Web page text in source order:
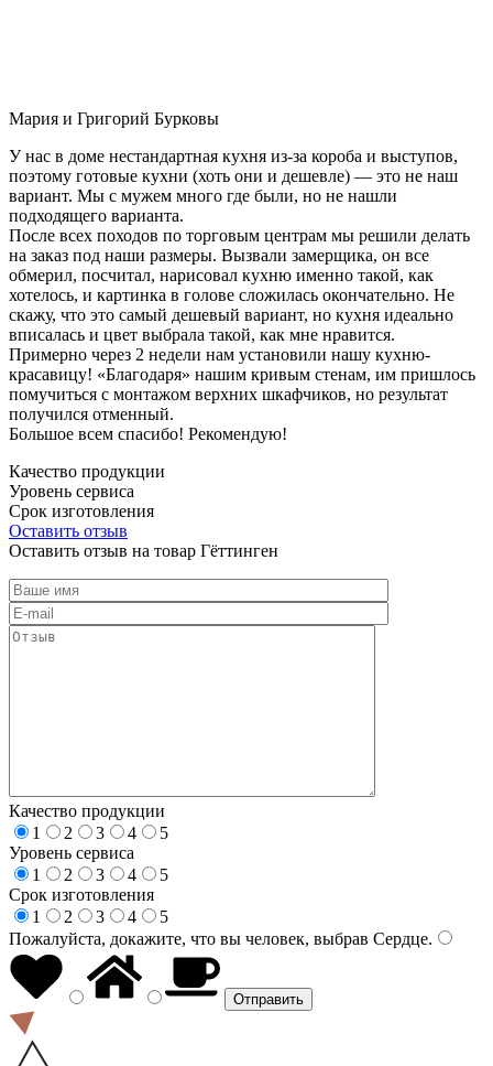
Мария и Григорий Бурковы
У нас в доме нестандартная кухня из-за короба и выступов,
поэтому готовые кухни (хоть они и дешевле) — это не наш
вариант. Мы с мужем много где были, но не нашли
подходящего варианта.
После всех походов по торговым центрам мы решили делать
на заказ под наши размеры. Вызвали замерщика, он все
обмерил, посчитал, нарисовал кухню именно такой, как
хотелось, и картинка в голове сложилась окончательно. Не
скажу, что это самый дешевый вариант, но кухня идеально
вписалась и цвет выбрала такой, как мне нравится.
Примерно через 2 недели нам установили нашу кухню-
красавицу! «Благодаря» нашим кривым стенам, им пришлось
помучиться с монтажом верхних шкафчиков, но результат
получился отменный.
Большое всем спасибо! Рекомендую!
Качество продукции
Уровень сервиса
Срок изготовления
Оставить отзыв
Оставить отзыв на товар Гёттинген
Качество продукции
1
2 3 4
5
Уровень сервиса
1
2 3 4
5
Срок изготовления
1
2 3 4
5
Пожалуйста, докажите, что вы человек, выбрав Сердце.